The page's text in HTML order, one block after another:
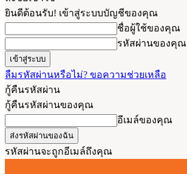
ยินดีต้อนรับ! เข้าสู่ระบบบัญชีของคุณ
ชื่อผู้ใช้ของคุณ
รหัสผ่านของคุณ
ลืมรหัสผ่านหรือไม่? ขอความช่วยเหลือ
กู้คืนรหัสผ่าน
กู้คืนรหัสผ่านของคุณ
อีเมล์ของคุณ
รหัสผ่านจะถูกอีเมล์ถึงคุณ